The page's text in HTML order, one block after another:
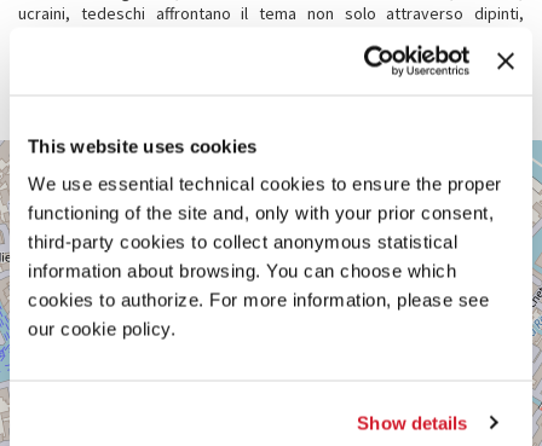
This website uses cookies
We use essential technical cookies to ensure the proper
functioning of the site and, only with your prior consent,
third-party cookies to collect anonymous statistical
information about browsing. You can choose which
cookies to authorize. For more information, please see
our cookie policy.
Show details
ucraini, tedeschi affrontano il tema non solo attraverso dipinti,
differenti. Questo percorso visivo invita così a riflettere sulla
possibilità di coesistenza tra individui diversi, ma tutti accomunati
VENEZIA,
SANTA
CROCE
1979/A